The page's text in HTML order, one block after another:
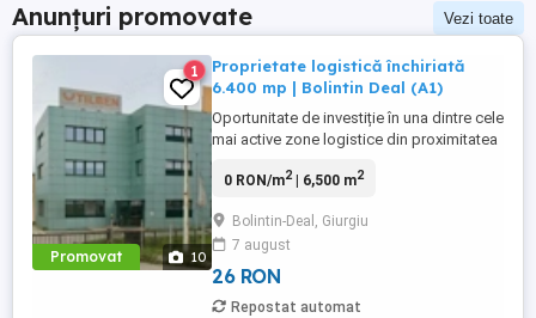
Anunțuri promovate Vezi toate
Promovat 10
1
Proprietate logistică închiriată
6.400 mp | Bolintin Deal (A1)
Oportunitate de investiție în una dintre cele
mai active zone logistice din proximitatea
strategic în Bolintin Deal, cu acces direct
pentru logistică și distribuție. Chirie
actuală: 25.000 EUR lună (gross) Potențial
...
0 RON/m2| 6,500 m2
Bolintin-Deal, Giurgiu
7 august
26 RON
Repostat automat